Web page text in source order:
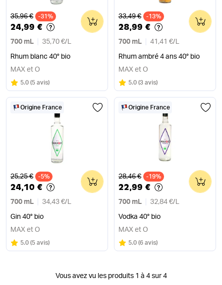
Ancien prix
35,96 € -31%
24,99 €
700 mL 35,70 €/ L
Rhum blanc 40° bio
0
MAX et O
Note
5.0 sur 5
(5 avis)
Ancien prix
33,49 € -13%
28,99 €
700 mL 41,41 €/ L
Rhum ambré 4 ans 40° bio
0
MAX et O
Note
5.0 sur 5
(3 avis)
Origine France
Ancien prix
25,25 € -5%
24,10 €
700 mL 34,43 €/ L
Gin 40° bio
0
MAX et O
Note
5.0 sur 5
(5 avis)
Origine France
Ancien prix
28,46 € -19%
22,99 €
700 mL 32,84 €/ L
Vodka 40° bio
0
MAX et O
Note
5.0 sur 5
(6 avis)
Vous avez vu les produits 1 à 4 sur 4